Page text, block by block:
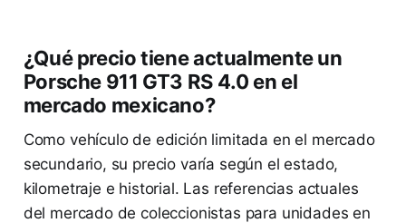
¿Qué precio tiene actualmente un
Porsche 911 GT3 RS 4.0 en el
mercado mexicano?
Como vehículo de edición limitada en el mercado
secundario, su precio varía según el estado,
kilometraje e historial. Las referencias actuales
del mercado de coleccionistas para unidades en